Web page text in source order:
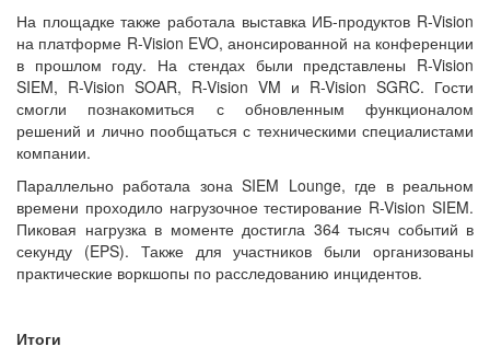
На площадке также работала выставка ИБ-продуктов R-Vision
на платформе R-Vision EVO, анонсированной на конференции
в прошлом году. На стендах были представлены R-Vision
SIEM, R-Vision SOAR, R-Vision VM и R-Vision SGRC. Гости
смогли познакомиться с обновленным функционалом
решений и лично пообщаться с техническими специалистами
компании.
Параллельно работала зона SIEM Lounge, где в реальном
времени проходило нагрузочное тестирование R-Vision SIEM.
Пиковая нагрузка в моменте достигла 364 тысяч событий в
секунду (EPS). Также для участников были организованы
практические воркшопы по расследованию инцидентов.
Итоги